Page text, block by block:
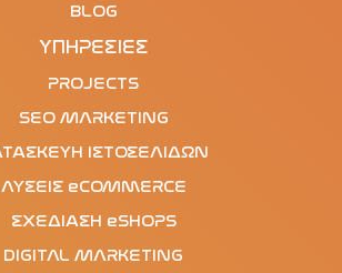
BLOG
ΥΠΗΡΕΣΙΕΣ
PROJECTS
SEO MARKETING
ΙΣΤΟΣΕΛΙΔΩΝ
ΛΥΣΕΙΣ eCOMMERCE
ΣΧΕΔΙΑΣΗ eSHOPS
DIGITAL MARKETING